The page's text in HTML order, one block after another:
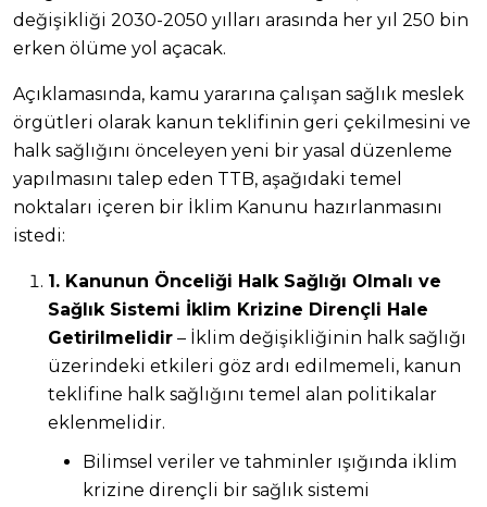
değişikliği 2030-2050 yılları arasında her yıl 250 bin
erken ölüme yol açacak.
Açıklamasında, kamu yararına çalışan sağlık meslek
örgütleri olarak kanun teklifinin geri çekilmesini ve
halk sağlığını önceleyen yeni bir yasal düzenleme
yapılmasını talep eden TTB, aşağıdaki temel
noktaları içeren bir İklim Kanunu hazırlanmasını
istedi:
1. Kanunun Önceliği Halk Sağlığı Olmalı ve
Sağlık Sistemi İklim Krizine Dirençli Hale
Getirilmelidir – İklim değişikliğinin halk sağlığı
üzerindeki etkileri göz ardı edilmemeli, kanun
teklifine halk sağlığını temel alan politikalar
eklenmelidir.
Bilimsel veriler ve tahminler ışığında iklim
krizine dirençli bir sağlık sistemi